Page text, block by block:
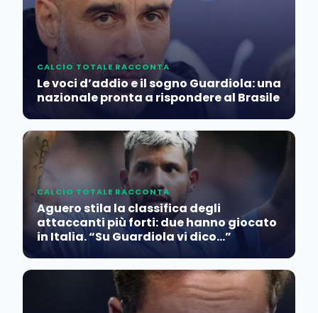
CALCIO TOTALE RACCONTA
Le voci d’addio e il sogno Guardiola: una
nazionale pronta a rispondere al Brasile
CALCIO TOTALE RACCONTA
Aguero stila la classifica degli
attaccanti più forti: due hanno giocato
in Italia. “Su Guardiola vi dico…”